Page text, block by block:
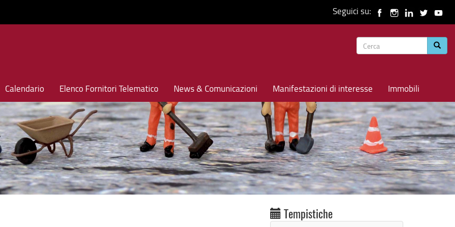
Seguici su:
Form
ricerca
Calendario Elenco Fornitori Telematico News & Comunicazioni Manifestazioni di interesse Immobili
Tempistiche